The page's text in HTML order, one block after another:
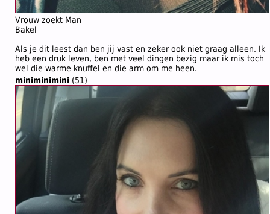
Vrouw zoekt Man
Bakel
Als je dit leest dan ben jij vast en zeker ook niet graag alleen. Ik
heb een druk leven, ben met veel dingen bezig maar ik mis toch
wel die warme knuffel en die arm om me heen.
miniminimini (51)